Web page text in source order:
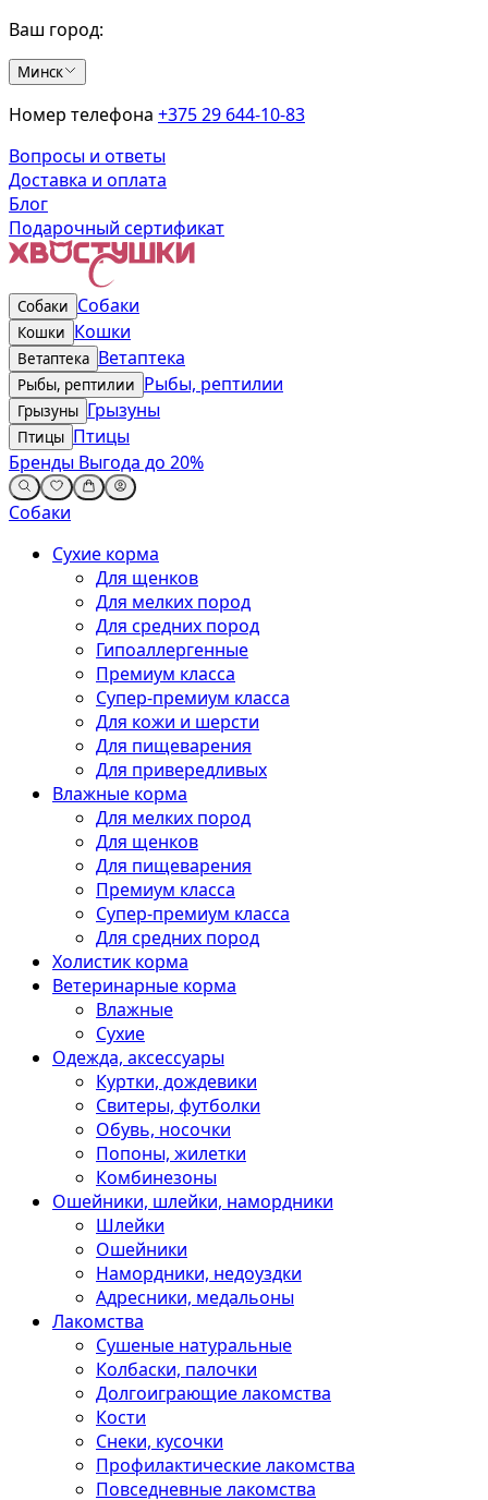
Ваш город:
Минск
Номер телефона +375 29 644-10-83
Вопросы и ответы
Доставка и оплата
Блог
Подарочный сертификат
Собаки Собаки
Кошки Кошки
Ветаптека Ветаптека
Рыбы, рептилии Рыбы, рептилии
Грызуны Грызуны
Птицы Птицы
Бренды Выгода до 20%
Собаки
Сухие корма
Для щенков
Для мелких пород
Для средних пород
Гипоаллергенные
Премиум класса
Супер-премиум класса
Для кожи и шерсти
Для пищеварения
Для привередливых
Влажные корма
Для мелких пород
Для щенков
Для пищеварения
Премиум класса
Супер-премиум класса
Для средних пород
Холистик корма
Ветеринарные корма
Влажные
Сухие
Одежда, аксессуары
Куртки, дождевики
Свитеры, футболки
Обувь, носочки
Попоны, жилетки
Комбинезоны
Ошейники, шлейки, намордники
Шлейки
Ошейники
Намордники, недоуздки
Адресники, медальоны
Лакомства
Сушеные натуральные
Колбаски, палочки
Долгоиграющие лакомства
Кости
Снеки, кусочки
Профилактические лакомства
Повседневные лакомства